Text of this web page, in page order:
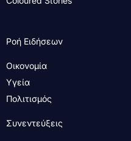
Ροή Ειδήσεων
Οικονομία
Υγεία
Πολιτισμός
Συνεντεύξεις